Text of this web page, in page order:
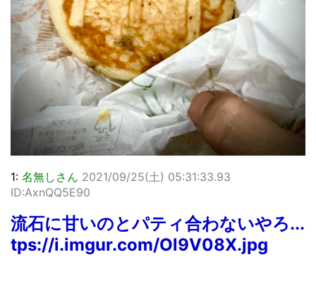
1: 名無しさん 2021/09/25(土) 05:31:33.93
ID:AxnQQ5E90
流石に甘いのとパティ合わないやろ...
tps://i.imgur.com/Ol9V08X.jpg